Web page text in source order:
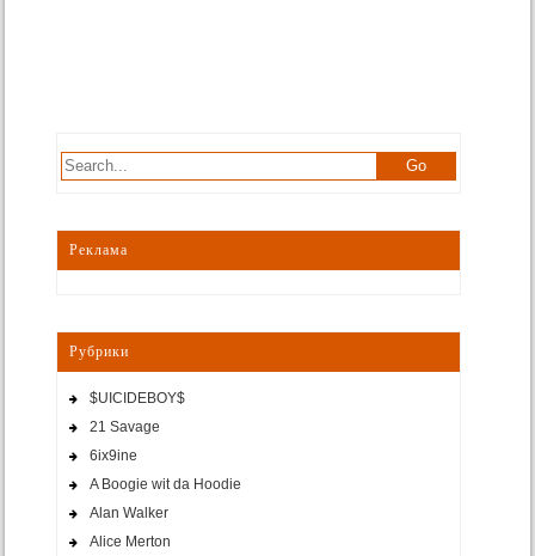
Реклама
Рубрики
$UICIDEBOY$
21 Savage
6ix9ine
A Boogie wit da Hoodie
Alan Walker
Alice Merton